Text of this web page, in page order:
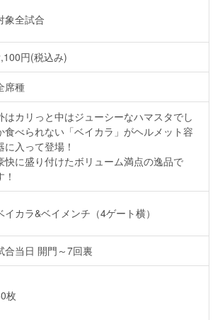
象全試合
円(税込み)
席種
はカリっと中はジューシーなハマスタでし
食べられない「ベイカラ」がヘルメット容
に入って登場！
快に盛り付けたボリューム満点の逸品で
！
イカラ&ベイメンチ（4ゲート横）
合当日 開門～7回裏
枚